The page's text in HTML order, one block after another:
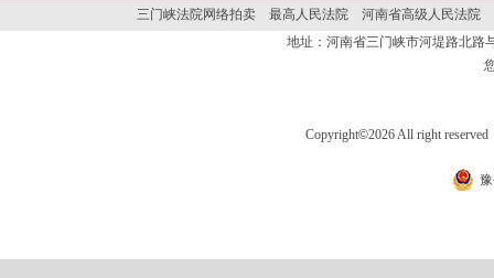
三门峡法院网络拍卖 最高人民法院
河南省高级人民法院
地址：河南省三门峡市河堤路北
Copyright©2026 All right